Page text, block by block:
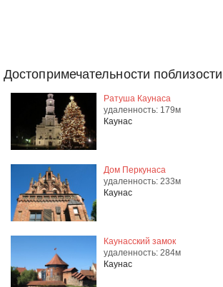
Достопримечательности поблизости
Ратуша Каунаса
удаленность: 179м
Каунас
Дом Перкунаса
удаленность: 233м
Каунас
Каунасский замок
удаленность: 284м
Каунас